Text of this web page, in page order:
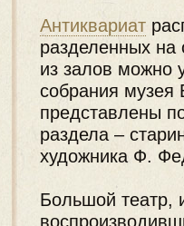
Антиквариат
разделенных на
из залов можно
собрания музея
представлены
раздела –
художника Ф.
Большой театр,